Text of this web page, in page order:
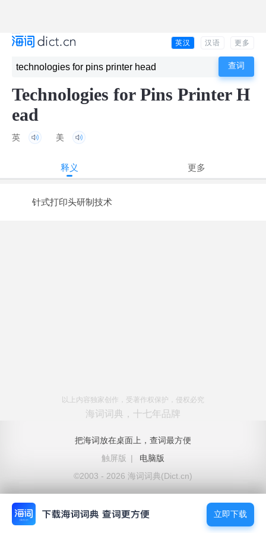
英汉 汉语 更多
Technologies for Pins Printer H
ead
英 美
释义 更多
针式打印头研制技术
以上内容独家创作，受著作权保护，侵权必究
海词词典，十七年品牌
把海词放在桌面上，查词最方便
触屏版
|
电脑版
©2003 - 2026 海词词典(Dict.cn)
立即下载
立即下载